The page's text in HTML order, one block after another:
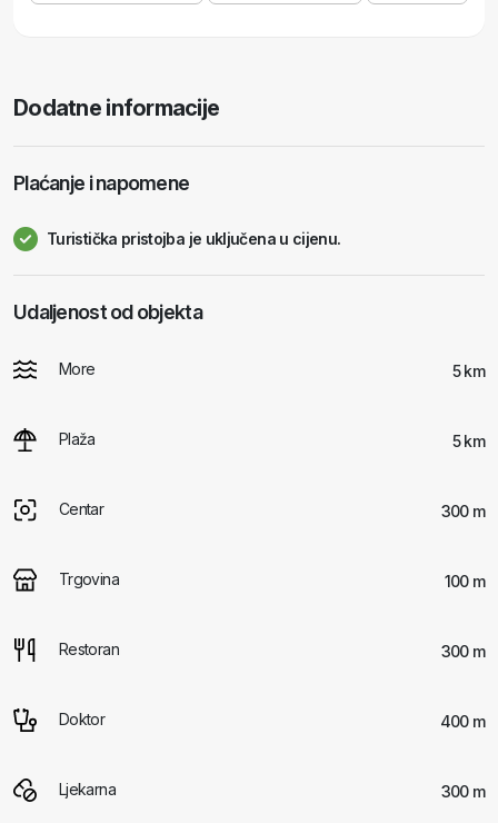
Dodatne informacije
Plaćanje i napomene
Turistička pristojba je uključena u cijenu.
Udaljenost od objekta
More 5 km
Plaža 5 km
Centar 300 m
Trgovina 100 m
Restoran 300 m
Doktor 400 m
Ljekarna 300 m